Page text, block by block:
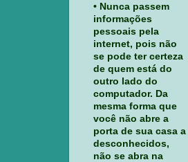
• Nunca passem
informações
pessoais pela
internet, pois não
se pode ter certeza
de quem está do
outro lado do
computador. Da
mesma forma que
você não abre a
porta de sua casa a
desconhecidos,
não se abra na